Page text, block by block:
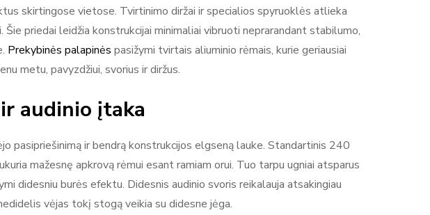
skirtingose vietose. Tvirtinimo diržai ir specialios spyruoklės atlieka
priedai leidžia konstrukcijai minimaliai vibruoti neprarandant stabilumo,
Prekybinės palapinės pasižymi tvirtais aliuminio rėmais, kurie geriausiai
metu, pavyzdžiui, svorius ir diržus.
audinio įtaka
pasipriešinimą ir bendrą konstrukcijos elgseną lauke. Standartinis 240
mažesnę apkrovą rėmui esant ramiam orui. Tuo tarpu ugniai atsparus
didesniu burės efektu. Didesnis audinio svoris reikalauja atsakingiau
vėjas tokį stogą veikia su didesne jėga.